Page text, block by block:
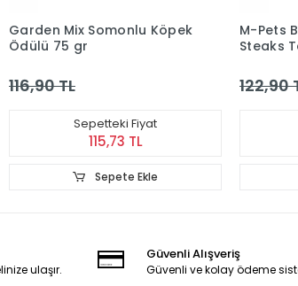
M-Pets BBQ Kings T-Bone
Steaks Tavuk Etli Köpek
122,90 TL
Sepetteki Fiyat
121,67 TL
Sepete Ekle
M-Pets
Tavuk
132,90
ulaşır.
Güvenli Alışveriş
Güvenli ve kolay ödeme